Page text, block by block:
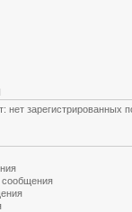
зарегистрированных
сообщения